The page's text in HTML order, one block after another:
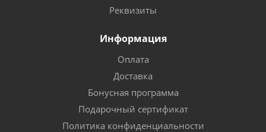
Реквизиты
Информация
Оплата
Доставка
Бонусная программа
Подарочный сертификат
Политика конфиденциальности